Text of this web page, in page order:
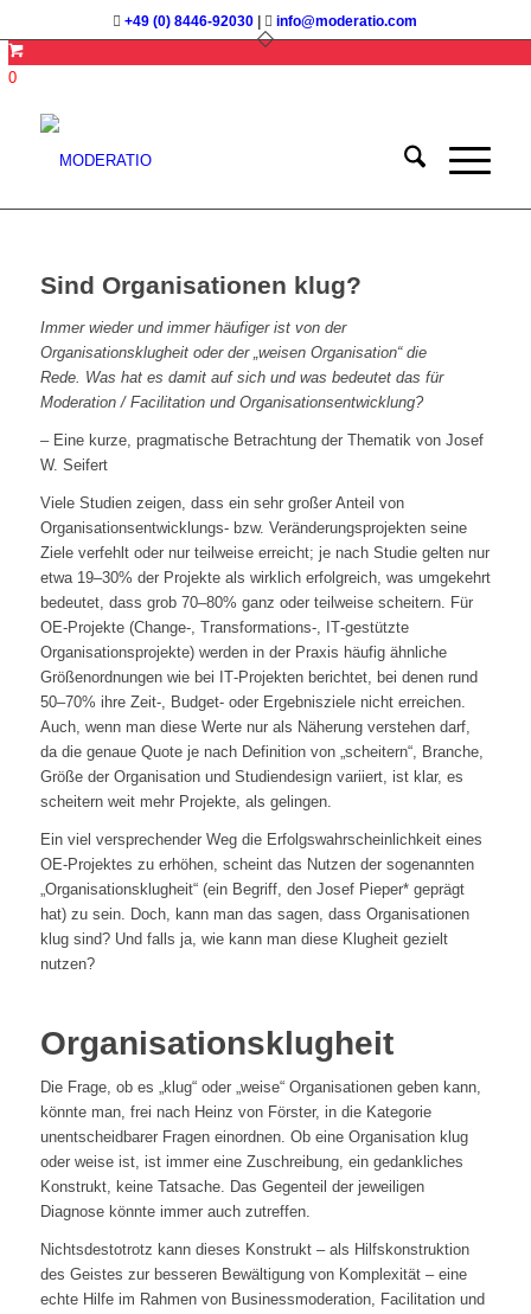
+49 (0) 8446-92030 info@moderatio.com
0
Sind Organisationen klug?
Immer wieder und immer häufiger ist von der
Organisationsklugheit oder der „weisen Organisation“ die
Rede. Was hat es damit auf sich und was bedeutet das für
Moderation / Facilitation und Organisationsentwicklung?
– Eine kurze, pragmatische Betrachtung der Thematik von Josef
W. Seifert
Viele Studien zeigen, dass ein sehr großer Anteil von
Organisationsentwicklungs- bzw. Veränderungsprojekten seine
Ziele verfehlt oder nur teilweise erreicht; je nach Studie gelten nur
etwa 19–30% der Projekte als wirklich erfolgreich, was umgekehrt
bedeutet, dass grob 70–80% ganz oder teilweise scheitern. Für
OE‑Projekte (Change-, Transformations-, IT‑gestützte
Organisationsprojekte) werden in der Praxis häufig ähnliche
Größenordnungen wie bei IT‑Projekten berichtet, bei denen rund
50–70% ihre Zeit‑, Budget‑ oder Ergebnisziele nicht erreichen.
Auch, wenn man diese Werte nur als Näherung verstehen darf,
da die genaue Quote je nach Definition von „scheitern“, Branche,
Größe der Organisation und Studiendesign variiert, ist klar, es
scheitern weit mehr Projekte, als gelingen.
Ein viel versprechender Weg die Erfolgswahrscheinlichkeit eines
OE-Projektes zu erhöhen, scheint das Nutzen der sogenannten
„Organisationsklugheit“ (ein Begriff, den Josef Pieper* geprägt
hat) zu sein. Doch, kann man das sagen, dass Organisationen
klug sind? Und falls ja, wie kann man diese Klugheit gezielt
nutzen?
Organisationsklugheit
Die Frage, ob es „klug“ oder „weise“ Organisationen geben kann,
könnte man, frei nach Heinz von Förster, in die Kategorie
unentscheidbarer Fragen einordnen. Ob eine Organisation klug
oder weise ist, ist immer eine Zuschreibung, ein gedankliches
Konstrukt, keine Tatsache. Das Gegenteil der jeweiligen
Diagnose könnte immer auch zutreffen.
Nichtsdestotrotz kann dieses Konstrukt – als Hilfskonstruktion
des Geistes zur besseren Bewältigung von Komplexität – eine
echte Hilfe im Rahmen von Businessmoderation, Facilitation und